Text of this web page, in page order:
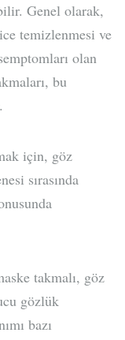
Genel olarak,
temizlenmesi ve
olan
bu
için, göz
sırasında
takmalı, göz
gözlük
bazı